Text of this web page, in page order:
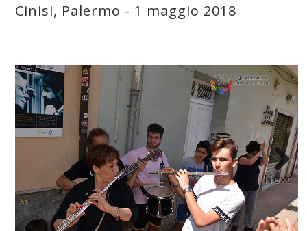
Cinisi, Palermo - 1 maggio 2018
Next